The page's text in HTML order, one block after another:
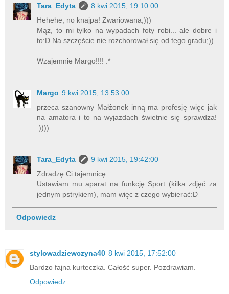
Tara_Edyta
8 kwi 2015, 19:10:00
Hehehe, no knajpa! Zwariowana;)))
Mąż, to mi tylko na wypadach foty robi... ale dobre i
to:D Na szczęście nie rozchorował się od tego gradu;))
Wzajemnie Margo!!!! :*
Margo 9 kwi 2015, 13:53:00
przeca szanowny Małżonek inną ma profesję więc jak
na amatora i to na wyjazdach świetnie się sprawdza!
:))))
Tara_Edyta
9 kwi 2015, 19:42:00
Zdradzę Ci tajemnicę...
Ustawiam mu aparat na funkcję Sport (kilka zdjęć za
jednym pstrykiem), mam więc z czego wybierać:D
Odpowiedz
stylowadziewczyna40 8 kwi 2015, 17:52:00
Bardzo fajna kurteczka. Całość super. Pozdrawiam.
Odpowiedz